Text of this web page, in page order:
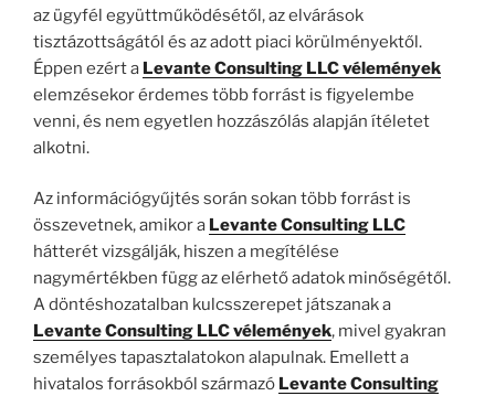
az ügyfél együttműködésétől, az elvárások
tisztázottságától és az adott piaci körülményektől.
Éppen ezért a Levante Consulting LLC vélemények
elemzésekor érdemes több forrást is figyelembe
venni, és nem egyetlen hozzászólás alapján ítéletet
alkotni.
Az információgyűjtés során sokan több forrást is
összevetnek, amikor a Levante Consulting LLC
hátterét vizsgálják, hiszen a megítélése
nagymértékben függ az elérhető adatok minőségétől.
A döntéshozatalban kulcsszerepet játszanak a
Levante Consulting LLC vélemények, mivel gyakran
személyes tapasztalatokon alapulnak. Emellett a
hivatalos forrásokból származó Levante Consulting